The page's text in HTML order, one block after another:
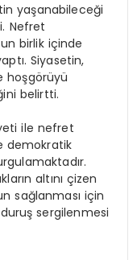
yaşanabileceği
Nefret
birlik içinde
Siyasetin,
hoşgörüyü
belirtti.
ile nefret
demokratik
altını çizen
sağlanması için
sergilenmesi